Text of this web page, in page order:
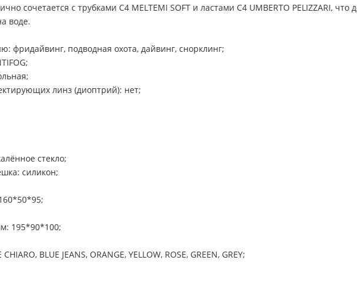
сочетается с трубками C4 MELTEMI SOFT и ластами C4 UMBERTO PELIZZARI,
воде.
фридайвинг, подводная охота, дайвинг, снорклинг;
линз (диоптрий): нет;
стекло;
силикон;
195*90*100;
BLUE JEANS, ORANGE, YELLOW, ROSE, GREEN, GREY;